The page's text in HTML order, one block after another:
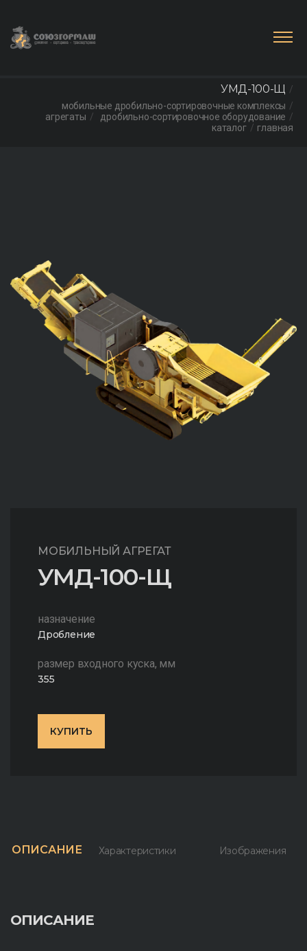
главная
каталог
дробильно-сортировочное оборудование
агрегаты
мобильные дробильно-сортировочные комплексы
УМД-100-Щ
МОБИЛЬНЫЙ АГРЕГАТ
УМД-100-Щ
назначение
Дробление
размер входного куска, мм
355
КУПИТЬ
ОПИСАНИЕ Характеристики Изображения
ОПИСАНИЕ